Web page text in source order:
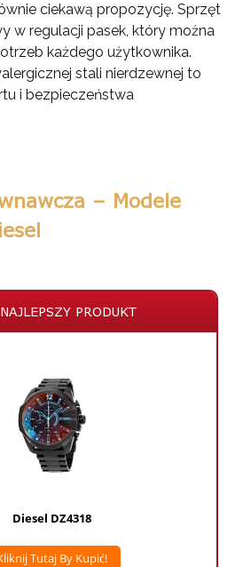
ciekawą propozycję. Sprzęt
w regulacji pasek, który można
każdego użytkownika.
stali nierdzewnej to
i bezpieczeństwa
– Modele
NAJLEPSZY PRODUKT
Diesel DZ4318
Tutaj By Kupić!